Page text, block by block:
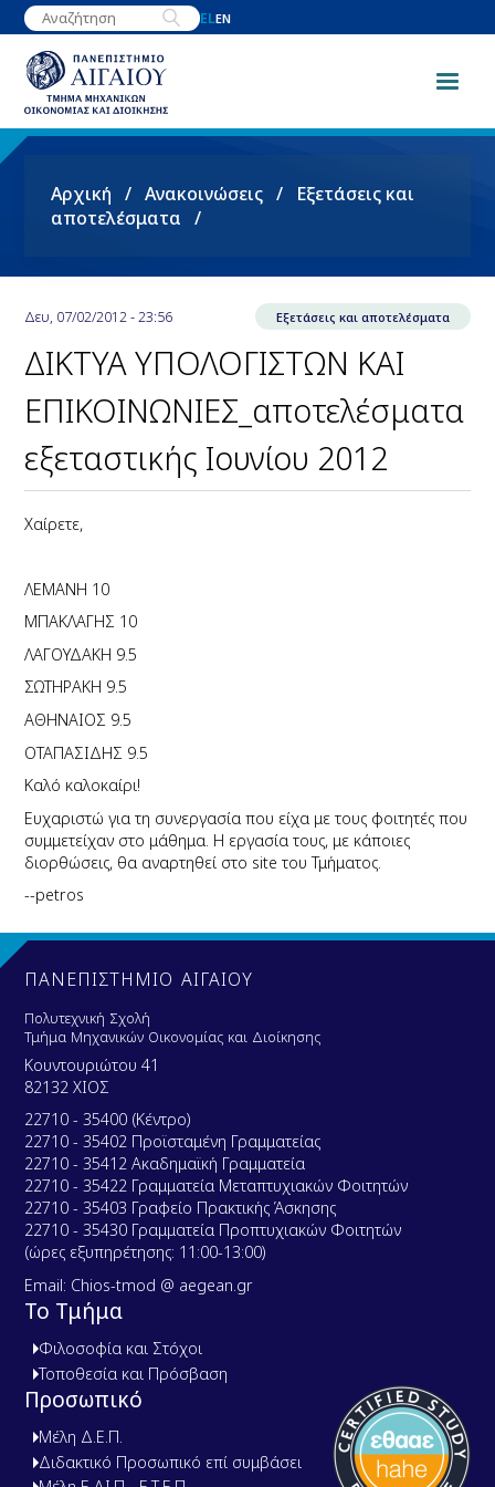
Παράκαμψη
προς
κυρίως
περιεχόμενο
ELEN
Breadcrumb
Αρχική Ανακοινώσεις
Εξετάσεις και
αποτελέσματα
Δευ, 07/02/2012 - 23:56 Εξετάσεις και αποτελέσματα
ΔΙΚΤΥΑ ΥΠΟΛΟΓΙΣΤΩΝ ΚΑΙ
ΕΠΙΚΟΙΝΩΝΙΕΣ_αποτελέσματα
εξεταστικής Ιουνίου 2012
Χαίρετε,
ΛΕΜΑΝΗ 10
ΜΠΑΚΛΑΓΗΣ 10
ΛΑΓΟΥΔΑΚΗ 9.5
ΣΩΤΗΡΑΚΗ 9.5
ΑΘΗΝΑΙΟΣ 9.5
ΟΤΑΠΑΣΙΔΗΣ 9.5
Καλό καλοκαίρι!
Ευχαριστώ για τη συνεργασία που είχα με τους φοιτητές που
συμμετείχαν στο μάθημα. Η εργασία τους, με κάποιες
διορθώσεις, θα αναρτηθεί στο site του Τμήματος.
--petros
ΠΑΝΕΠΙΣΤΗΜΙΟ ΑΙΓΑΙΟΥ
Πολυτεχνική Σχολή
Τμήμα Μηχανικών Οικονομίας και Διοίκησης
Κουντουριώτου 41
82132 ΧΙΟΣ
22710 - 35400 (Κέντρο)
22710 - 35402 Προϊσταμένη Γραμματείας
22710 - 35412 Ακαδημαϊκή Γραμματεία
22710 - 35422 Γραμματεία Μεταπτυχιακών Φοιτητών
22710 - 35403 Γραφείο Πρακτικής Άσκησης
22710 - 35430 Γραμματεία Προπτυχιακών Φοιτητών
(ώρες εξυπηρέτησης: 11:00-13:00)
Email: Chios-tmod @ aegean.gr
Το Τμήμα
Φιλοσοφία και Στόχοι
Τοποθεσία και Πρόσβαση
Προσωπικό
Μέλη Δ.Ε.Π.
Διδακτικό Προσωπικό επί συμβάσει